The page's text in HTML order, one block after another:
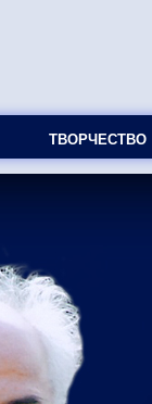
ТВОРЧЕСТВО